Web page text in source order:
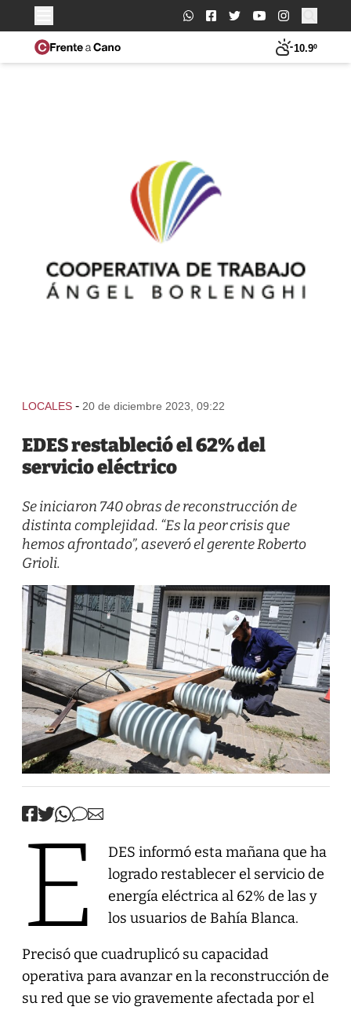
Buscar:
10.9º
LOCALES - 20 de diciembre 2023, 09:22
EDES restableció el 62% del
servicio eléctrico
Se iniciaron 740 obras de reconstrucción de
distinta complejidad. “Es la peor crisis que
hemos afrontado”, aseveró el gerente Roberto
Grioli.
E
DES informó esta mañana que ha
logrado restablecer el servicio de
energía eléctrica al 62% de las y
los usuarios de Bahía Blanca.
Precisó que cuadruplicó su capacidad
operativa para avanzar en la reconstrucción de
su red que se vio gravemente afectada por el